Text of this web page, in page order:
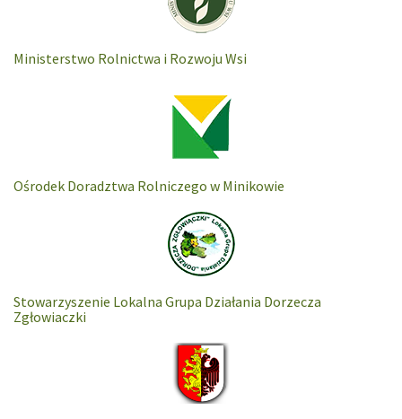
Ministerstwo Rolnictwa i Rozwoju Wsi
Ośrodek Doradztwa Rolniczego w Minikowie
Stowarzyszenie Lokalna Grupa Działania Dorzecza
Zgłowiaczki